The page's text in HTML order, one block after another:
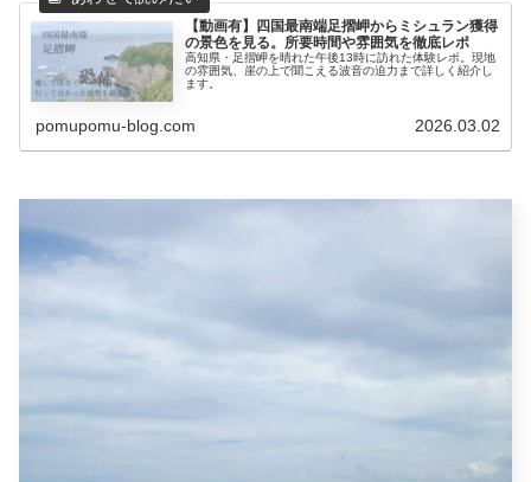
【動画有】四国最南端足摺岬からミシュラン獲得
の景色を見る。所要時間や雰囲気を徹底レポ
高知県・足摺岬を晴れた午後13時に訪れた体験レポ。現地
の雰囲気、崖の上で聞こえる波音の迫力まで詳しく紹介し
ます。
pomupomu-blog.com 2026.03.02